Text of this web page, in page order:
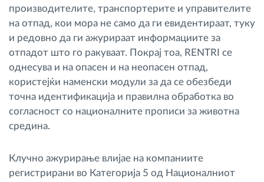
производителите, транспортерите и управителите
на отпад, кои мора не само да ги евидентираат, туку
и редовно да ги ажурираат информациите за
отпадот што го ракуваат. Покрај тоа, RENTRI се
однесува и на опасен и на неопасен отпад,
користејќи наменски модули за да се обезбеди
точна идентификација и правилна обработка во
согласност со националните прописи за животна
средина.
Клучно ажурирање влијае на компаниите
регистрирани во Категорија 5 од Националниот